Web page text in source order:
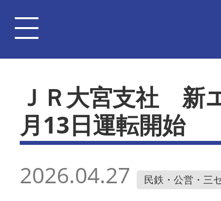
ＪＲ大宮支社 新
月13日運転開始
2026.04.27 民鉄・公営・三